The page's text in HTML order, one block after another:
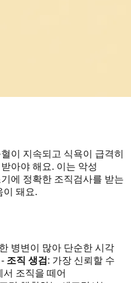
이 지속되고 식욕이 급격히
아야 해요. 이는 악성
에 정확한 조직검사를 받는
이 돼요.
병변이 많아 단순한 시각
조직 생검 : 가장 신뢰할 수
조직을 떼어